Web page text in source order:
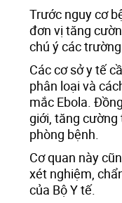
Trước nguy cơ
đơn vị tăng
chú ý các
Các cơ sở y tế
phân loại và
mắc Ebola.
giới, tăng
phòng bệnh.
Cơ quan này
xét nghiệm,
của Bộ Y tế.